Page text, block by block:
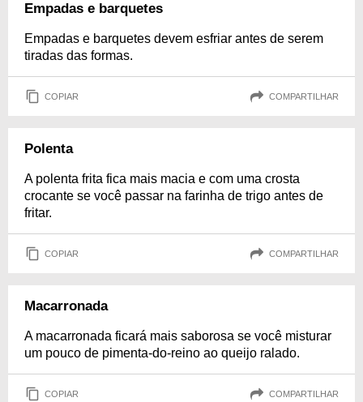
Empadas e barquetes
Empadas e barquetes devem esfriar antes de serem
tiradas das formas.
COPIAR COMPARTILHAR
Polenta
A polenta frita fica mais macia e com uma crosta
crocante se você passar na farinha de trigo antes de
fritar.
COPIAR COMPARTILHAR
Macarronada
A macarronada ficará mais saborosa se você misturar
um pouco de pimenta-do-reino ao queijo ralado.
COPIAR COMPARTILHAR